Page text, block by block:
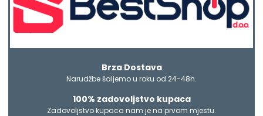
Brza Dostava
Narudžbe šaljemo u roku od 24-48h.
100% zadovoljstvo kupaca
Zadovoljstvo kupaca nam je na prvom mjestu.